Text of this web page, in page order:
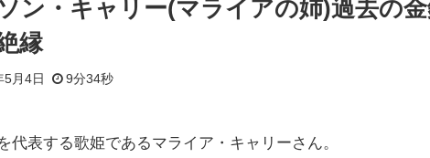
ン・キャリー(マライアの姉)過去の
縁
5月4日 9分34秒
代表する歌姫であるマライア・キャリーさん。